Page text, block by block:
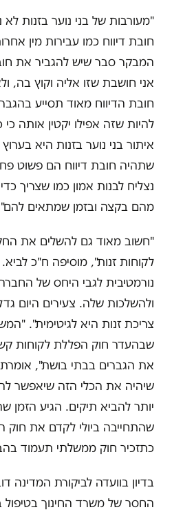
"מעורבות של בני נוער בזנות
חובת דיווח כמו עבירות מין
המבקר סבר שיש להגביר את
אני חושבת שזו אליה וקוץ בה,
חובת הדיווח מאוד תסייע
להיות שזה אפילו יקטין אותה
איתור בני נוער בזנות היא
שתהיה חובת דיווח הם פשוט
נצליח לבנות אמון כמו שצריך
מהם בקצה ובזמן שמתאים
"חשוב מאוד גם להשלים את
לקוחות זנות", מוסיפה ח"כ
נורמטיבית לגבי היחס של
ולהשלכות שלה. צעירים היום
צריכת זנות היא לגיטימית".
שבהעדר חוק הפללת לקוחות
את הגברים בבתי בושת",
שיהיה את הכלי הזה שיאפשר
יותר להביא תיקים. הגיע
שהתחייבה ביולי לקדם את חוק
כתזכיר חוק ממשלתי תעמוד
בדיון בוועדה לביקורת המדינה
החסר של משרד החינוך בטיפול